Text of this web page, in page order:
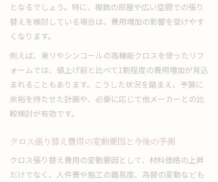
となるでしょう。特に、複数の部屋や広い空間での張り
替えを検討している場合は、費用増加の影響を受けやす
くなります。
例えば、東リやシンコールの高機能クロスを使ったリフ
ォームでは、値上げ前と比べて1割程度の費用増加が見込
まれることもあります。こうした状況を踏まえ、予算に
余裕を持たせた計画や、必要に応じて他メーカーとの比
較検討が有効です。
クロス張り替え費用の変動要因と今後の予測
クロス張り替え費用の変動要因として、材料価格の上昇
だけでなく、人件費や施工の難易度、為替の変動なども